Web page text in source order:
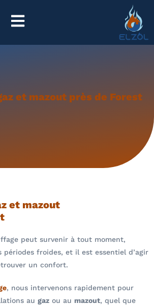
et mazout près de Forest
et mazout
peut survenir à tout moment,
froides, et il est essentiel d’agir
un confort.
, nous intervenons rapidement pour
au gaz ou au mazout, quel que